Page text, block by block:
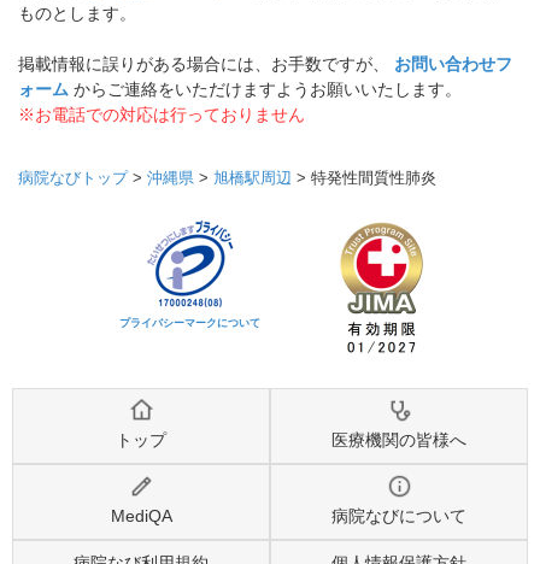
ものとします。
掲載情報に誤りがある場合には、お手数ですが、 お問い合わせフ
ォーム からご連絡をいただけますようお願いいたします。
※お電話での対応は行っておりません
病院なびトップ> 沖縄県 > 旭橋駅周辺 > 特発性間質性肺炎
プライバシーマークについて
トップ 医療機関の皆様へ
MediQA 病院なびについて